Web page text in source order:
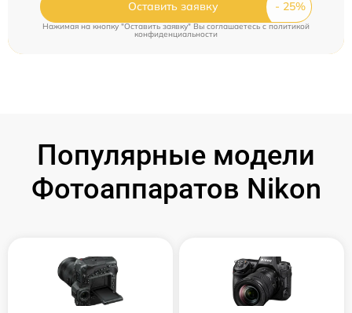
Оставить заявку
Нажимая на кнопку "Оставить заявку" Вы соглашаетесь cполитикой
конфиденциальности
Популярные модели
Фотоаппаратов Nikon